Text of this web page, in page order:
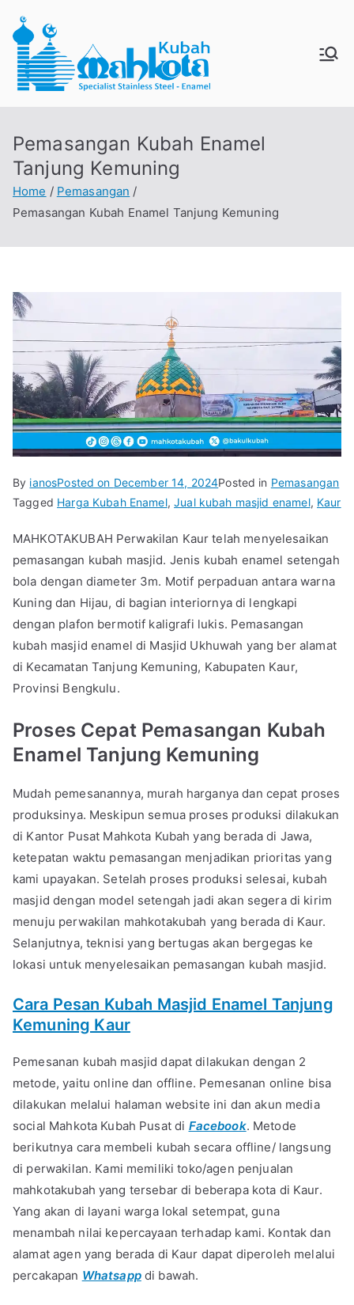
content
MAHKO
H
Jual Kubah Masjid
Pemasangan Kubah Enamel
Tanjung Kemuning
Home
Pemasangan
Pemasangan Kubah Enamel Tanjung Kemuning
By ianosPosted on December 14, 2024Posted in Pemasangan
Tagged Harga Kubah Enamel,Jual kubah masjid enamel, Kaur
MAHKOTAKUBAH Perwakilan Kaur telah menyelesaikan
pemasangan kubah masjid. Jenis kubah enamel setengah
bola dengan diameter 3m. Motif perpaduan antara warna
Kuning dan Hijau, di bagian interiornya di lengkapi
dengan plafon bermotif kaligrafi lukis. Pemasangan
kubah masjid enamel di Masjid Ukhuwah yang ber alamat
di Kecamatan Tanjung Kemuning, Kabupaten Kaur,
Provinsi Bengkulu.
Proses Cepat Pemasangan Kubah
Enamel Tanjung Kemuning
Mudah pemesanannya, murah harganya dan cepat proses
produksinya. Meskipun semua proses produksi dilakukan
di Kantor Pusat Mahkota Kubah yang berada di Jawa,
ketepatan waktu pemasangan menjadikan prioritas yang
kami upayakan. Setelah proses produksi selesai, kubah
masjid dengan model setengah jadi akan segera di kirim
menuju perwakilan mahkotakubah yang berada di Kaur.
Selanjutnya, teknisi yang bertugas akan bergegas ke
lokasi untuk menyelesaikan pemasangan kubah masjid.
Cara Pesan Kubah Masjid Enamel Tanjung
Kemuning Kaur
Pemesanan kubah masjid dapat dilakukan dengan 2
metode, yaitu online dan offline. Pemesanan online bisa
dilakukan melalui halaman website ini dan akun media
social Mahkota Kubah Pusat di Facebook. Metode
berikutnya cara membeli kubah secara offline/ langsung
di perwakilan. Kami memiliki toko/agen penjualan
mahkotakubah yang tersebar di beberapa kota di Kaur.
Yang akan di layani warga lokal setempat, guna
menambah nilai kepercayaan terhadap kami. Kontak dan
alamat agen yang berada di Kaur dapat diperoleh melalui
percakapan Whatsappdi bawah.